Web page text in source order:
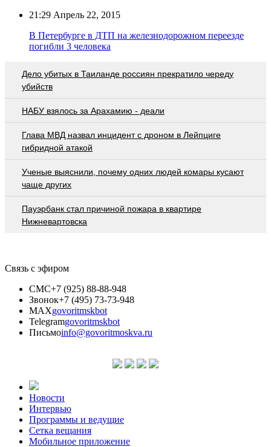
21:29 Апрель 22, 2015
В Петербурге в ДТП на железнодорожном переезде
погибли 3 человека
Дело убитых в Таиланде россиян прекратило череду
убийств
НАБУ взялось за Арахамию - деали
Глава МВД назвал инцидент с дроном в Лейпциге
гибридной атакой
Ученые выяснили, почему одних людей комары кусают
чаще других
Пауэрбанк стал причиной пожара в квартире
Нижневартовска
Связь с эфиром
СМС+7 (925) 88-88-948
Звонок+7 (495) 73-73-948
MAXgovoritmskbot
Telegramgovoritmskbot
Письмоinfo@govoritmoskva.ru
Новости
Интервью
Программы и ведущие
Сетка вещания
Мобильное приложение